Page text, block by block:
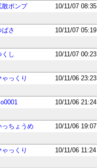
散ポンプ 10/11/07 08:35
ばさ 10/11/07 05:19
くし 10/11/07 00:23
ゃっくり 10/11/06 23:23
10/11/06 21:24
っちょうめ 10/11/06 19:07
ゃっくり 10/11/06 11:24